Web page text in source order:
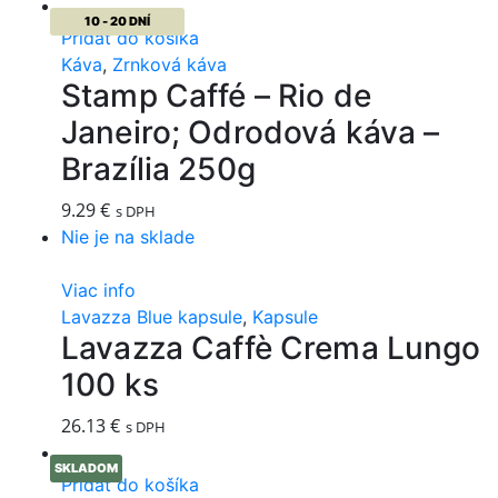
10 - 20 DNÍ
Pridať do košíka
Káva, Zrnková káva
Stamp Caffé – Rio de
Janeiro; Odrodová káva –
Brazília 250g
9.29€ s DPH
Nie je na sklade
Viac info
Lavazza Blue kapsule, Kapsule
Lavazza Caffè Crema Lungo
100 ks
26.13€ s DPH
SKLADOM
Pridať do košíka